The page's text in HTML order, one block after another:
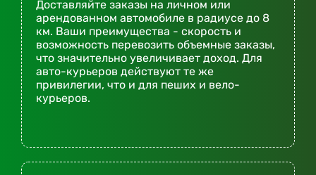
Доставляйте заказы на личном или
арендованном автомобиле в радиусе до 8
км. Ваши преимущества - скорость и
возможность перевозить объемные заказы,
что значительно увеличивает доход. Для
авто-курьеров действуют те же
привилегии, что и для пеших и вело-
курьеров.